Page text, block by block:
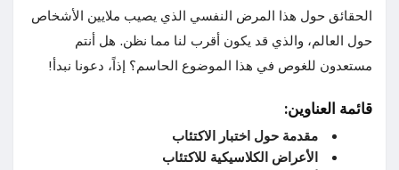
الحقائق حول هذا المرض النفسي الذي يصيب ملايين الأشخاص
حول العالم، والذي قد يكون أقرب لنا مما نظن. هل أنتم
مستعدون للغوص في هذا الموضوع الحاسم؟ إذاً، دعونا نبدأ!
قائمة العناوين:
مقدمة حول اختبار الاكتئاب
الأعراض الكلاسيكية للاكتئاب